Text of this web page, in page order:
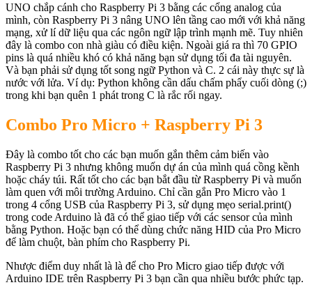
UNO chắp cánh cho Raspberry Pi 3 bằng các cổng analog của
mình, còn Raspberry Pi 3 nâng UNO lên tầng cao mới với khả năng
mạng, xử lí dữ liệu qua các ngôn ngữ lập trình mạnh mẽ. Tuy nhiên
đây là combo con nhà giàu có điều kiện. Ngoài giá ra thì 70 GPIO
pins là quá nhiều khó có khả năng bạn sử dụng tối đa tài nguyên.
Và bạn phải sử dụng tốt song ngữ Python và C. 2 cái này thực sự là
nước với lửa. Ví dụ: Python không cần dấu chấm phẩy cuối dòng (;)
trong khi bạn quên 1 phát trong C là rắc rối ngay.
Combo Pro Micro + Raspberry Pi 3
Đây là combo tốt cho các bạn muốn gắn thêm cảm biến vào
Raspberry Pi 3 nhưng không muốn dự án của mình quá cồng kềnh
hoặc cháy túi. Rất tốt cho các bạn bắt đầu từ Raspberry Pi và muốn
làm quen với môi trường Arduino. Chỉ cần gắn Pro Micro vào 1
trong 4 cổng USB của Raspberry Pi 3, sử dụng mẹo serial.print()
trong code Arduino là đã có thể giao tiếp với các sensor của mình
bằng Python. Hoặc bạn có thể dùng chức năng HID của Pro Micro
để làm chuột, bàn phím cho Raspberry Pi.
Nhược điểm duy nhất là là để cho Pro Micro giao tiếp được với
Arduino IDE trên Raspberry Pi 3 bạn cần qua nhiều bước phức tạp.